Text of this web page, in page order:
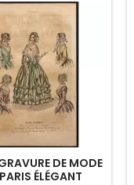
DE MODE
ÉLÉGANT